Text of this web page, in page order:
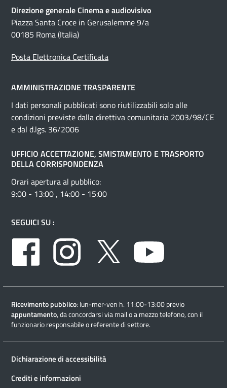
Direzione generale Cinema e audiovisivo
Piazza Santa Croce in Gerusalemme 9/a
00185 Roma (Italia)
Posta Elettronica Certificata
AMMINISTRAZIONE TRASPARENTE
I dati personali pubblicati sono riutilizzabili solo alle
condizioni previste dalla direttiva comunitaria 2003/98/CE
e dal d.lgs. 36/2006
UFFICIO ACCETTAZIONE, SMISTAMENTO E TRASPORTO
DELLA CORRISPONDENZA
Orari apertura al pubblico:
9:00 - 13:00 , 14:00 - 15:00
SEGUICI SU :
Facebook
Instagram Twitter
Ricevimento pubblico: lun-mer-ven h. 11:00-13:00 previo
appuntamento, da concordarsi via mail o a mezzo telefono, con il
funzionario responsabile o referente di settore.
Dichiarazione di accessibilità
Crediti e informazioni